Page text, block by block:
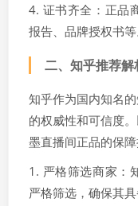
4. 证书齐全：正品
报告、品牌授权书等
二、知乎推荐
知乎作为国内知名
的权威性和可信度
墨直播间正品的保障
1. 严格筛选商家：
严格筛选，确保其